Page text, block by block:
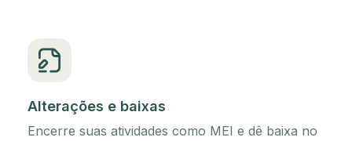
Alterações e baixas
Encerre suas atividades como MEI e dê baixa no